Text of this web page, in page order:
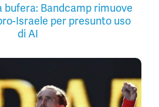
bufera: Bandcamp rimuove
Israele per presunto uso
di AI